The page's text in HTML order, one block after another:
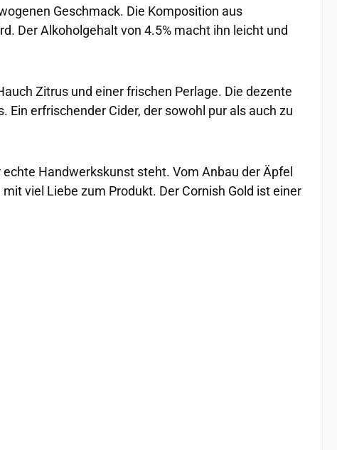
Geschmack. Die Komposition aus
Der Alkoholgehalt von 4.5% macht ihn leicht und
Zitrus und einer frischen Perlage. Die dezente
erfrischender Cider, der sowohl pur als auch zu
Handwerkskunst steht. Vom Anbau der Äpfel
viel Liebe zum Produkt. Der Cornish Gold ist einer